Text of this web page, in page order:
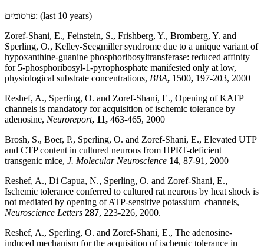
פרסומים: (last 10 years)
Zoref-Shani, E., Feinstein, S., Frishberg, Y., Bromberg, Y. and
Sperling, O., Kelley-Seegmiller syndrome due to a unique variant of
hypoxanthine-guanine phosphoribosyltransferase: reduced affinity
for 5-phosphoribosyl-1-pyrophosphate manifested only at low,
physiological substrate concentrations, BBA, 1500, 197-203, 2000
Reshef, A., Sperling, O. and Zoref-Shani, E., Opening of KATP
channels is mandatory for acquisition of ischemic tolerance by
adenosine, Neuroreport, 11, 463-465, 2000
Brosh, S., Boer, P., Sperling, O. and Zoref-Shani, E., Elevated UTP
and CTP content in cultured neurons from HPRT-deficient
transgenic mice, J. Molecular Neuroscience 14, 87-91, 2000
Reshef, A., Di Capua, N., Sperling, O. and Zoref-Shani, E.,
Ischemic tolerance conferred to cultured rat neurons by heat shock is
not mediated by opening of ATP-sensitive potassium channels,
Neuroscience Letters 287, 223-226, 2000.
Reshef, A., Sperling, O. and Zoref-Shani, E., The adenosine-
induced mechanism for the acquisition of ischemic tolerance in